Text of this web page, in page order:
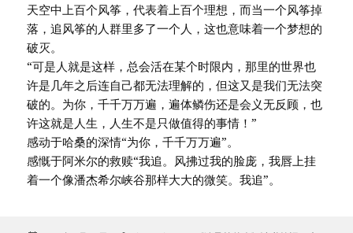
天空中上百个风筝，代表着上百个理想，而当一个风筝掉
落，追风筝的人群里多了一个人，这也意味着一个梦想的
破灭。
“可是人就是这样，总会活在某个时限内，那里的世界也
许是几年之后连自己都无法理解的，但这又是我们无法突
破的。为你，千千万万遍，遍体鳞伤还是会义无反顾，也
许这就是人生，人生不是只做值得的事情！”
感动于哈桑的深情“为你，千千万万遍”。
感慨于阿米尔的救赎“我追。风拂过我的脸庞，我唇上挂
着一个像潘杰希尔峡谷那样大大的微笑。我追”。